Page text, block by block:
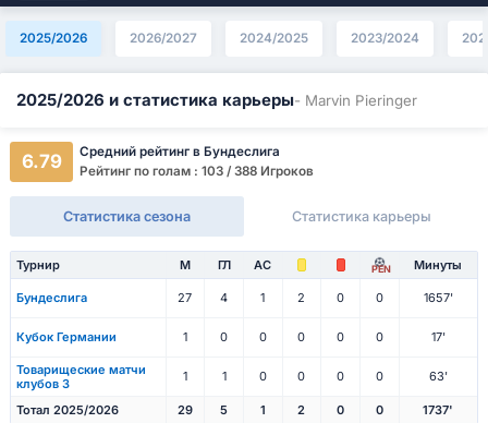
2025/2026 2026/2027 2024/2025 2023/2024
2025/2026 и статистика карьеры- Marvin Pieringer
6.79
Средний рейтинг в Бундеслига
Рейтинг по голам : 103 / 388 Игроков
Статистика сезона Статистика карьеры
Турнир М ГЛ АС PEN Минуты
Бундеслига 27 4 1 2 0 0 1657'
Кубок Германии 1 0 0 0 0 0 17'
Товарищеские матчи
клубов 3
1 1 0 0 0 0 63'
Тотал 2025/2026 29 5 1 2 0 0 1737'